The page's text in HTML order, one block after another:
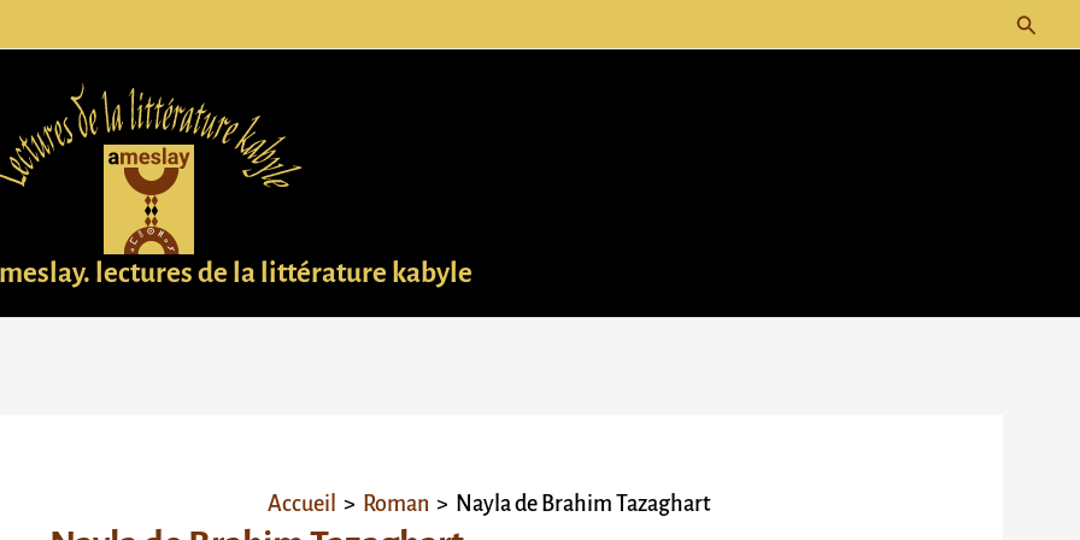
lectures de la littérature kabyle
Accueil Roman Nayla de Brahim Tazaghart